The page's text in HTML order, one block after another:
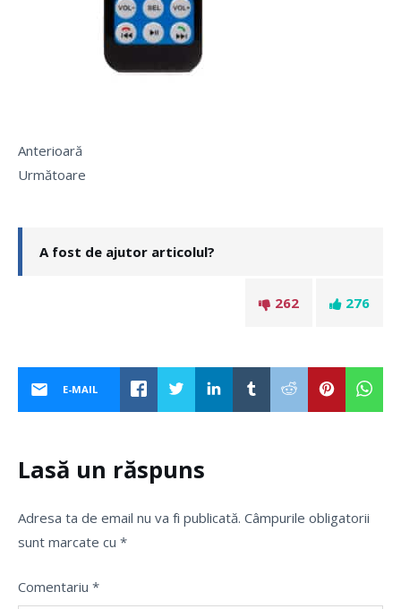
Anterioară
Următoare
A fost de ajutor articolul?
276
262
E-MAIL
Lasă un răspuns
Adresa ta de email nu va fi publicată. Câmpurile obligatorii
sunt marcate cu *
Comentariu *